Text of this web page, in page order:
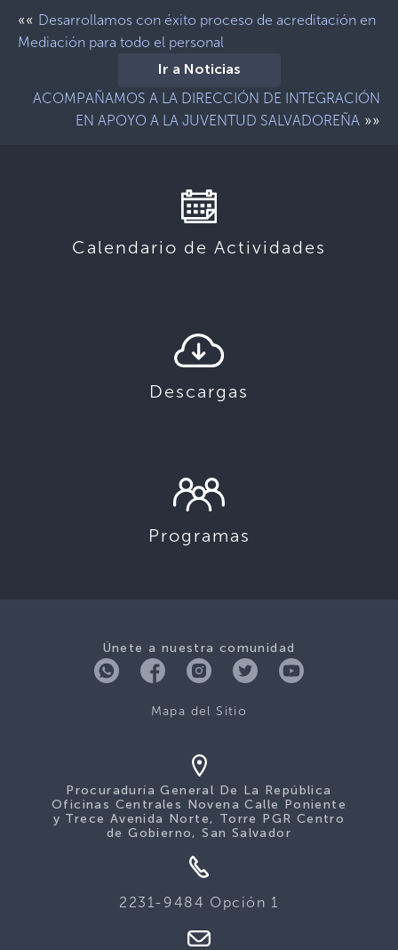
«« Desarrollamos con éxito proceso de acreditación en
Mediación para todo el personal
Ir a Noticias
ACOMPAÑAMOS A LA DIRECCIÓN DE INTEGRACIÓN
EN APOYO A LA JUVENTUD SALVADOREÑA »»
Calendario de Actividades
Descargas
Programas
Únete a nuestra comunidad
Mapa del Sitio
Procuraduría General De La República
Oficinas Centrales Novena Calle Poniente
y Trece Avenida Norte, Torre PGR Centro
de Gobierno, San Salvador
2231-9484 Opción 1